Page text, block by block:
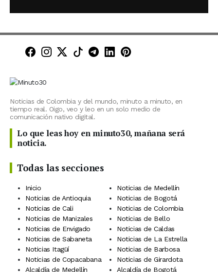
Minuto30 en Facebook
Minuto30 en Instagram
Minuto30 en X (Twitter)
Minuto30 en TikTok
Canal de Minuto30 en
Minuto30 en LinkedIn
Minuto30 en
Noticias de Colombia y del mundo, minuto a minuto, en
tiempo real. Oigo, veo y leo en un solo medio de
comunicación nativo digital.
Lo que leas hoy en minuto30, mañana será
noticia.
Todas las secciones
Inicio
Noticias de Medellín
Noticias de Antioquia
Noticias de Bogotá
Noticias de Cali
Noticias de Colombia
Noticias de Manizales
Noticias de Bello
Noticias de Envigado
Noticias de Caldas
Noticias de Sabaneta
Noticias de La Estrella
Noticias Itagüí
Noticias de Barbosa
Noticias de Copacabana
Noticias de Girardota
Alcaldía de Medellín
Alcaldía de Bogotá